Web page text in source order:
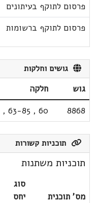
פרסום לתוקף בעיתונים
פרסום לתוקף ברשומות
גושים וחלקות
גוש
חלקה
8868
60
,
63-85
,
תוכניות קשורות
תוכניות משתנות
מס' תוכנית
סוג
יחס